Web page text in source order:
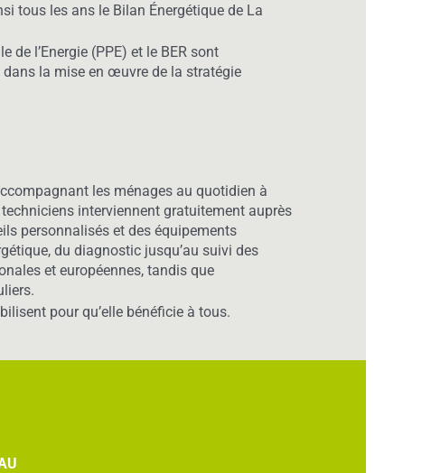
tous les ans le Bilan Énergétique de La
l’Energie (PPE) et le BER sont
dans la mise en œuvre de la stratégie
les ménages au quotidien à
interviennent gratuitement auprès
personnalisés et des équipements
du diagnostic jusqu’au suivi des
et européennes, tandis que
pour qu’elle bénéficie à tous.